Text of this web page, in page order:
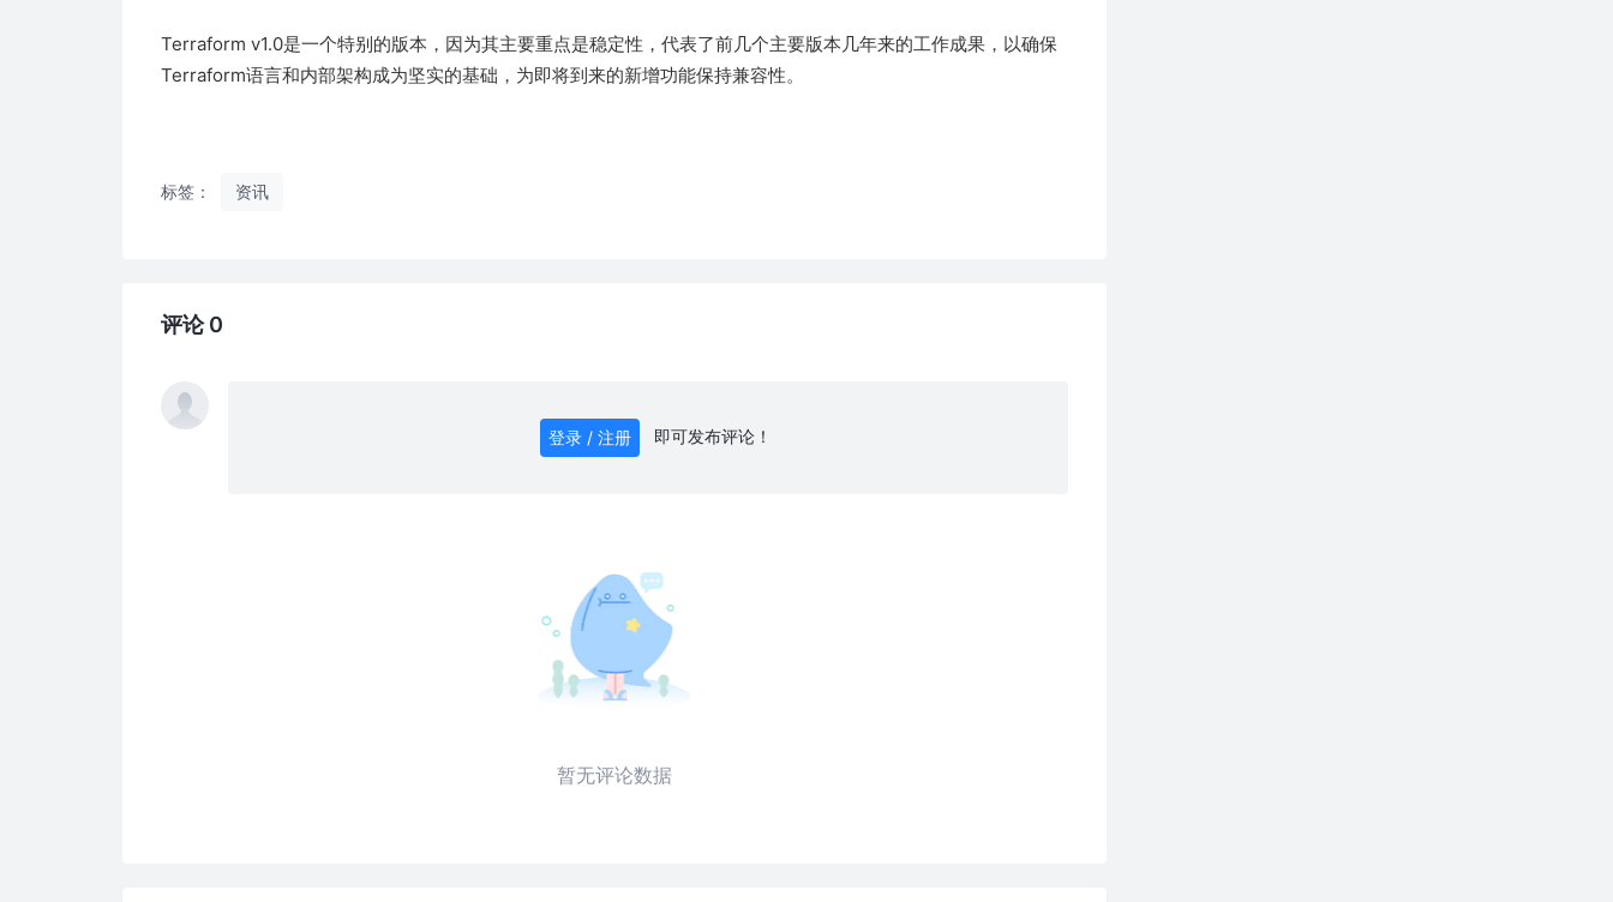
Terraform v1.0是一个特别的版本，因为其主要重点是稳定性，代表了前几个主要版本几年来的工作成果，以确保
Terraform语言和内部架构成为坚实的基础，为即将到来的新增功能保持兼容性。
标签： 资讯
评论 0
登录 / 注册 即可发布评论！
暂无评论数据